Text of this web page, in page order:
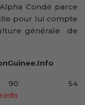
Condé parce
pour lui compte
générale de
90 54